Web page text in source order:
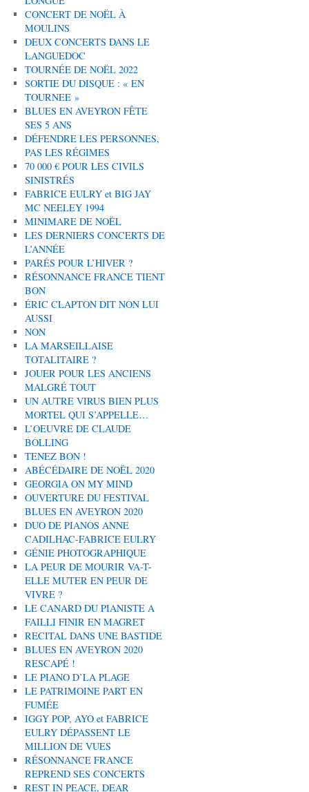
CONCERT DE NOËL À
MOULINS
DEUX CONCERTS DANS LE
LANGUEDOC
TOURNÉE DE NOËL 2022
SORTIE DU DISQUE : « EN
TOURNEE »
BLUES EN AVEYRON FÊTE
SES 5 ANS
DÉFENDRE LES PERSONNES,
PAS LES RÉGIMES
70 000 € POUR LES CIVILS
SINISTRÉS
FABRICE EULRY et BIG JAY
MC NEELEY 1994
MINIMARE DE NOËL
LES DERNIERS CONCERTS DE
L’ANNÉE
PARÉS POUR L’HIVER ?
RÉSONNANCE FRANCE TIENT
BON
ÉRIC CLAPTON DIT NON LUI
AUSSI
NON
LA MARSEILLAISE
TOTALITAIRE ?
JOUER POUR LES ANCIENS
MALGRÉ TOUT
UN AUTRE VIRUS BIEN PLUS
MORTEL QUI S’APPELLE…
L’OEUVRE DE CLAUDE
BOLLING
TENEZ BON !
ABÉCÉDAIRE DE NOËL 2020
GEORGIA ON MY MIND
OUVERTURE DU FESTIVAL
BLUES EN AVEYRON 2020
DUO DE PIANOS ANNE
CADILHAC-FABRICE EULRY
GÉNIE PHOTOGRAPHIQUE
LA PEUR DE MOURIR VA-T-
ELLE MUTER EN PEUR DE
VIVRE ?
LE CANARD DU PIANISTE A
FAILLI FINIR EN MAGRET
RECITAL DANS UNE BASTIDE
BLUES EN AVEYRON 2020
RESCAPÉ !
LE PIANO D’LA PLAGE
LE PATRIMOINE PART EN
FUMÉE
IGGY POP, AYO et FABRICE
EULRY DÉPASSENT LE
MILLION DE VUES
RÉSONNANCE FRANCE
REPREND SES CONCERTS
REST IN PEACE, DEAR